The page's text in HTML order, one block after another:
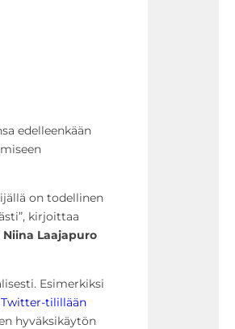
edelleenkään
on todellinen
kirjoittaa
Niina Laajapuro
Esimerkiksi
Twitter-tilillään
hyväksikäytön